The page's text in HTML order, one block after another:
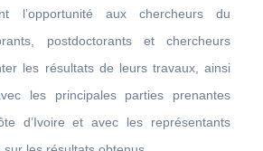
l’opportunité aux chercheurs du
postdoctorants et chercheurs
les résultats de leurs travaux, ainsi
les principales parties prenantes
d’Ivoire et avec les représentants